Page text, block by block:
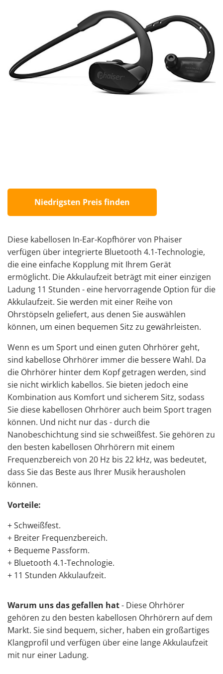
Niedrigsten Preis finden
Diese kabellosen In-Ear-Kopfhörer von Phaiser
verfügen über integrierte Bluetooth 4.1-Technologie,
die eine einfache Kopplung mit Ihrem Gerät
ermöglicht. Die Akkulaufzeit beträgt mit einer einzigen
Ladung 11 Stunden - eine hervorragende Option für die
Akkulaufzeit. Sie werden mit einer Reihe von
Ohrstöpseln geliefert, aus denen Sie auswählen
können, um einen bequemen Sitz zu gewährleisten.
Wenn es um Sport und einen guten Ohrhörer geht,
sind kabellose Ohrhörer immer die bessere Wahl. Da
die Ohrhörer hinter dem Kopf getragen werden, sind
sie nicht wirklich kabellos. Sie bieten jedoch eine
Kombination aus Komfort und sicherem Sitz, sodass
Sie diese kabellosen Ohrhörer auch beim Sport tragen
können. Und nicht nur das - durch die
Nanobeschichtung sind sie schweißfest. Sie gehören zu
den besten kabellosen Ohrhörern mit einem
Frequenzbereich von 20 Hz bis 22 kHz, was bedeutet,
dass Sie das Beste aus Ihrer Musik herausholen
können.
Vorteile:
+ Schweißfest.
+ Breiter Frequenzbereich.
+ Bequeme Passform.
+ Bluetooth 4.1-Technologie.
+ 11 Stunden Akkulaufzeit.
Warum uns das gefallen hat- Diese Ohrhörer
gehören zu den besten kabellosen Ohrhörern auf dem
Markt. Sie sind bequem, sicher, haben ein großartiges
Klangprofil und verfügen über eine lange Akkulaufzeit
mit nur einer Ladung.